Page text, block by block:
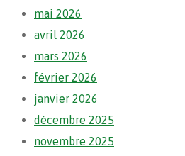
mai 2026
avril 2026
mars 2026
février 2026
janvier 2026
décembre 2025
novembre 2025